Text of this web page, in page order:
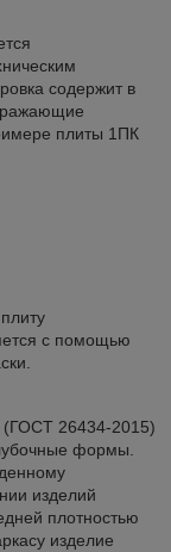
содержит в
плиты 1ПК
с помощью
26434-2015)
формы.
изделий
плотностью
изделие